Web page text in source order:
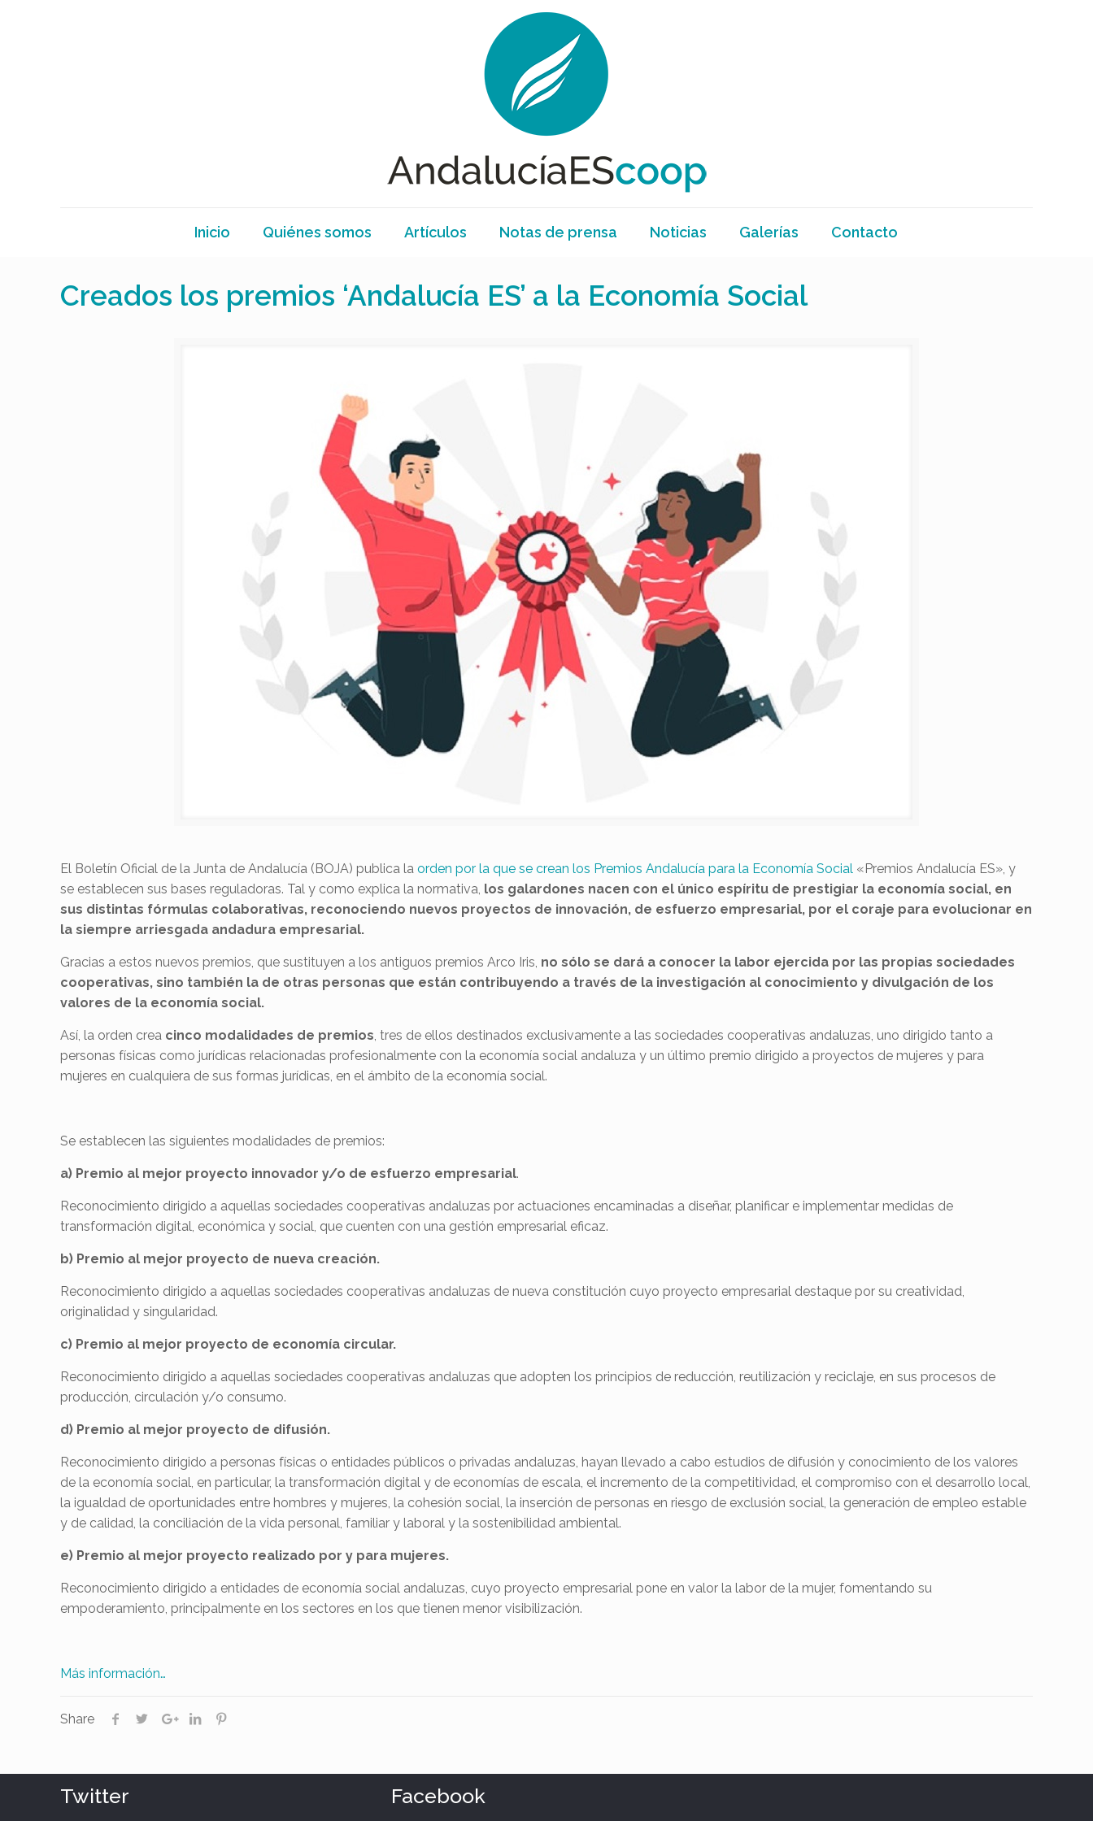
Inicio Quiénes somos Artículos Notas de prensa Noticias Galerías Contacto
Creados los premios ‘Andalucía ES’ a la Economía Social
El Boletín Oficial de la Junta de Andalucía (BOJA) publica laorden por la que se crean los Premios Andalucía para la Economía Social «Premios Andalucía ES», y
se establecen sus bases reguladoras. Tal y como explica la normativa, los galardones nacen con el único espíritu de prestigiar la economía social, en
sus distintas fórmulas colaborativas, reconociendo nuevos proyectos de innovación, de esfuerzo empresarial, por el coraje para evolucionar en
la siempre arriesgada andadura empresarial.
Gracias a estos nuevos premios, que sustituyen a los antiguos premios Arco Iris, no sólo se dará a conocer la labor ejercida por las propias sociedades
cooperativas, sino también la de otras personas que están contribuyendo a través de la investigación al conocimiento y divulgación de los
valores de la economía social.
Así, la orden crea cinco modalidades de premios, tres de ellos destinados exclusivamente a las sociedades cooperativas andaluzas, uno dirigido tanto a
personas físicas como jurídicas relacionadas profesionalmente con la economía social andaluza y un último premio dirigido a proyectos de mujeres y para
mujeres en cualquiera de sus formas jurídicas, en el ámbito de la economía social.
Se establecen las siguientes modalidades de premios:
a) Premio al mejor proyecto innovador y/o de esfuerzo empresarial.
Reconocimiento dirigido a aquellas sociedades cooperativas andaluzas por actuaciones encaminadas a diseñar, planificar e implementar medidas de
transformación digital, económica y social, que cuenten con una gestión empresarial eficaz.
b) Premio al mejor proyecto de nueva creación.
Reconocimiento dirigido a aquellas sociedades cooperativas andaluzas de nueva constitución cuyo proyecto empresarial destaque por su creatividad,
originalidad y singularidad.
c) Premio al mejor proyecto de economía circular.
Reconocimiento dirigido a aquellas sociedades cooperativas andaluzas que adopten los principios de reducción, reutilización y reciclaje, en sus procesos de
producción, circulación y/o consumo.
d) Premio al mejor proyecto de difusión.
Reconocimiento dirigido a personas físicas o entidades públicos o privadas andaluzas, hayan llevado a cabo estudios de difusión y conocimiento de los valores
de la economía social, en particular, la transformación digital y de economías de escala, el incremento de la competitividad, el compromiso con el desarrollo local,
la igualdad de oportunidades entre hombres y mujeres, la cohesión social, la inserción de personas en riesgo de exclusión social, la generación de empleo estable
y de calidad, la conciliación de la vida personal, familiar y laboral y la sostenibilidad ambiental.
e) Premio al mejor proyecto realizado por y para mujeres.
Reconocimiento dirigido a entidades de economía social andaluzas, cuyo proyecto empresarial pone en valor la labor de la mujer, fomentando su
empoderamiento, principalmente en los sectores en los que tienen menor visibilización.
Más información…
Share
Twitter Facebook